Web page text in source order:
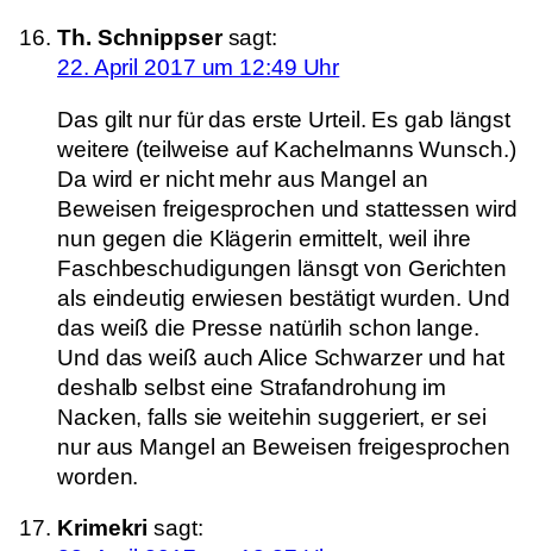
Th. Schnippser sagt:
22. April 2017 um 12:49 Uhr
Das gilt nur für das erste Urteil. Es gab längst
weitere (teilweise auf Kachelmanns Wunsch.)
Da wird er nicht mehr aus Mangel an
Beweisen freigesprochen und stattessen wird
nun gegen die Klägerin ermittelt, weil ihre
Faschbeschudigungen länsgt von Gerichten
als eindeutig erwiesen bestätigt wurden. Und
das weiß die Presse natürlih schon lange.
Und das weiß auch Alice Schwarzer und hat
deshalb selbst eine Strafandrohung im
Nacken, falls sie weitehin suggeriert, er sei
nur aus Mangel an Beweisen freigesprochen
worden.
Krimekri sagt: